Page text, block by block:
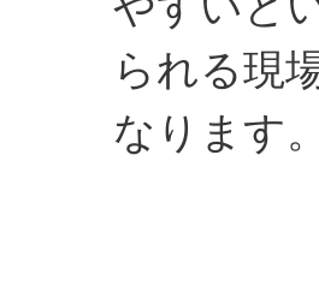
られる現
なります